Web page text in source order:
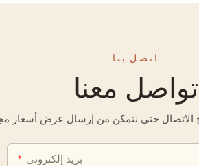
اتصل بنا
تواصل معنا
بريد إلكتروني